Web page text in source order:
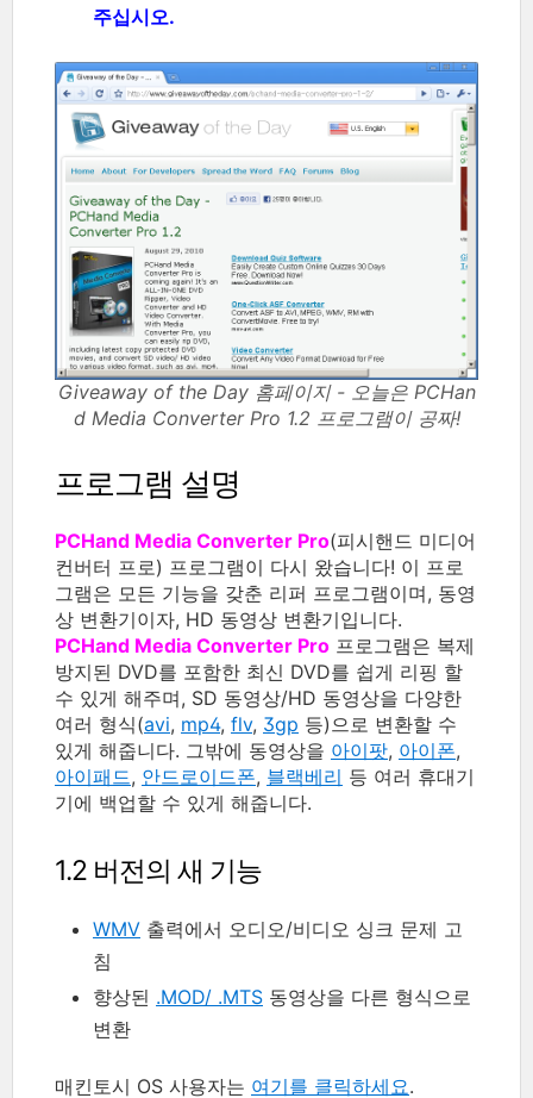
주십시오.
Giveaway of the Day 홈페이지 - 오늘은 PCHan
d Media Converter Pro 1.2 프로그램이 공짜!
프로그램 설명
PCHand Media Converter Pro(피시핸드 미디어
컨버터 프로) 프로그램이 다시 왔습니다! 이 프로
그램은 모든 기능을 갖춘 리퍼 프로그램이며, 동영
상 변환기이자, HD 동영상 변환기입니다.
PCHand Media Converter Pro 프로그램은 복제
방지된 DVD를 포함한 최신 DVD를 쉽게 리핑 할
수 있게 해주며, SD 동영상/HD 동영상을 다양한
여러 형식(avi, mp4, flv, 3gp 등)으로 변환할 수
있게 해줍니다. 그밖에 동영상을 아이팟, 아이폰,
아이패드, 안드로이드폰, 블랙베리 등 여러 휴대기
기에 백업할 수 있게 해줍니다.
1.2 버전의 새 기능
WMV 출력에서 오디오/비디오 싱크 문제 고
침
향상된 .MOD/ .MTS 동영상을 다른 형식으로
변환
매킨토시 OS 사용자는 여기를 클릭하세요.